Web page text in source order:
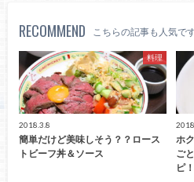
RECOMMEND こちらの記事も人気です
料理
2018.3.8
簡単だけど美味しそう？？ロース
トビーフ丼＆ソース
ホ
ご
ピ